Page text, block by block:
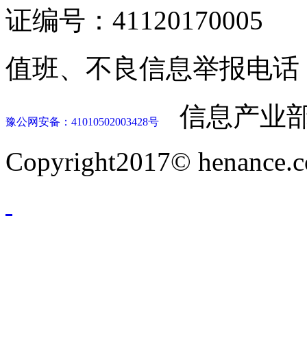
证编号：41120170005
值班、不良信息举报电话
豫公网安备：41010502003428号
信息产业
Copyright2017©